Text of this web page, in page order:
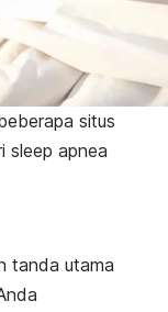
situs
sleep apnea
tanda utama